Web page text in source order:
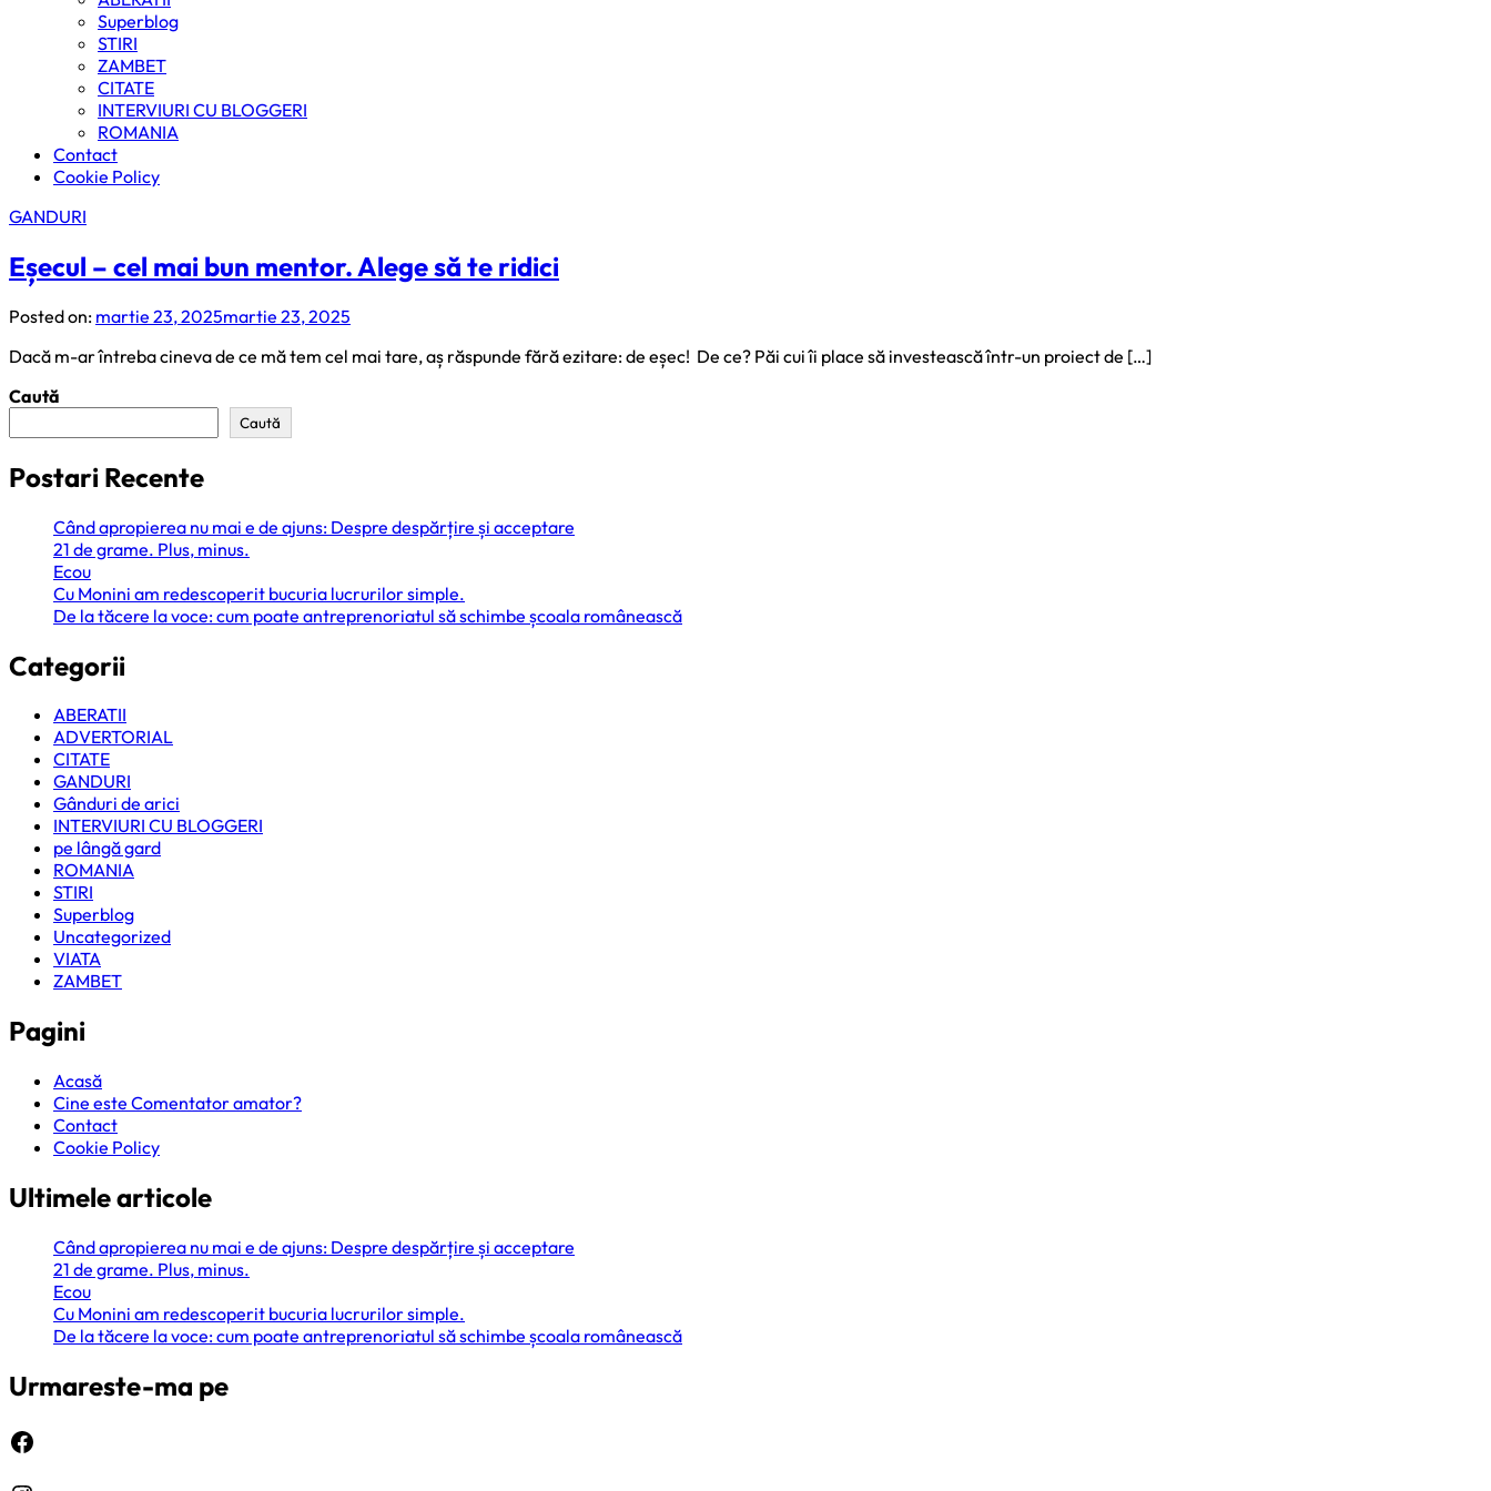
Superblog
STIRI
ZAMBET
CITATE
INTERVIURI CU BLOGGERI
ROMANIA
Contact
Cookie Policy
GANDURI
Eșecul – cel mai bun mentor. Alege să te ridici
Posted on: martie 23, 2025martie 23, 2025
Dacă m-ar întreba cineva de ce mă tem cel mai tare, aș răspunde fără ezitare: de eșec! De ce? Păi cui îi place să investească într-un proiect de […]
Caută
Caută
Postari Recente
Când apropierea nu mai e de ajuns: Despre despărțire și acceptare
21 de grame. Plus, minus.
Ecou
Cu Monini am redescoperit bucuria lucrurilor simple.
De la tăcere la voce: cum poate antreprenoriatul să schimbe școala românească
Categorii
ABERATII
ADVERTORIAL
CITATE
GANDURI
Gânduri de arici
INTERVIURI CU BLOGGERI
pe lângă gard
ROMANIA
STIRI
Superblog
Uncategorized
VIATA
ZAMBET
Pagini
Acasă
Cine este Comentator amator?
Contact
Cookie Policy
Ultimele articole
Când apropierea nu mai e de ajuns: Despre despărțire și acceptare
21 de grame. Plus, minus.
Ecou
Cu Monini am redescoperit bucuria lucrurilor simple.
De la tăcere la voce: cum poate antreprenoriatul să schimbe școala românească
Urmareste-ma pe
Facebook